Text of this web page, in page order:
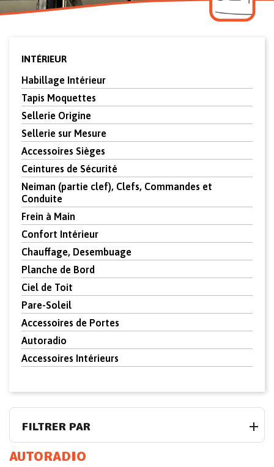
INTÉRIEUR
Habillage Intérieur
Tapis Moquettes
Sellerie Origine
Sellerie sur Mesure
Accessoires Sièges
Ceintures de Sécurité
Neiman (partie clef), Clefs, Commandes et
Conduite
Frein à Main
Confort Intérieur
Chauffage, Desembuage
Planche de Bord
Ciel de Toit
Pare-Soleil
Accessoires de Portes
Autoradio
Accessoires Intérieurs
FILTRER PAR
AUTORADIO